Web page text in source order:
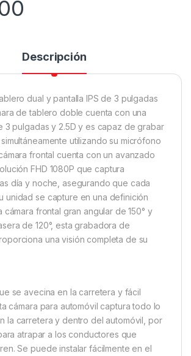
Descripción
dual y pantalla IPS de 3 pulgadas
de tablero doble cuenta con una
3 pulgadas y 2.5D y es capaz de grabar
utilizando su micrófono
frontal cuenta con un avanzado
FHD 1080P que captura
día y noche, asegurando que cada
unidad se capture en una definición
cámara frontal gran angular de 150° y
de 120°, esta grabadora de
una visión completa de su
se avecina en la carretera y fácil
cámara para automóvil captura todo lo
la carretera y dentro del automóvil, por
atrapar a los conductores que
Se puede instalar fácilmente en el